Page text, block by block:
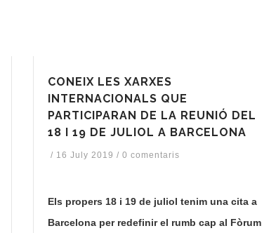
CONEIX LES XARXES
INTERNACIONALS QUE
PARTICIPARAN DE LA REUNIÓ DEL
18 I 19 DE JULIOL A BARCELONA
/ 16 July 2019 / 0 comentaris
Els propers 18 i 19 de juliol tenim una cita a
Barcelona per redefinir el rumb cap al Fòrum